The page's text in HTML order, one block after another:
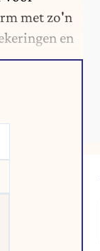
met zo'n
en